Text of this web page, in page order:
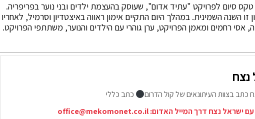
סיום לפרויקט "עתיד אדום", שעוסק בהעצמת ילדים ובני נוער בפריפריה.
השנה השמינית. במהלך היום התקיים אימון ראווה באיצטדיון וסרמיל, לאחריו
אסי רחמים ומאמן הפרויקט, ערן גוהרי עם הילדים והנוער, משתתפי הפרויקט.
נצח
כתב בצוות העיתונאים של קול הדרום
כתב כללי
ישראל נצח דרך המייל האדום:office@mekomonet.co.il